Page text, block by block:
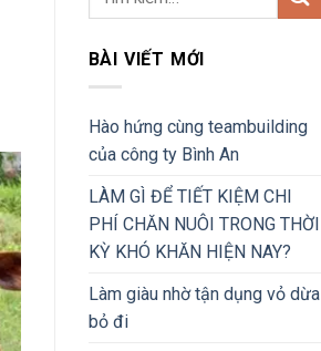
BÀI VIẾT MỚI
Hào hứng cùng teambuilding
của công ty Bình An
LÀM GÌ ĐỂ TIẾT KIỆM CHI
PHÍ CHĂN NUÔI TRONG THỜI
KỲ KHÓ KHĂN HIỆN NAY?
Làm giàu nhờ tận dụng vỏ dừa
bỏ đi